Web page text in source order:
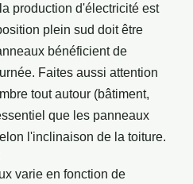
production d'électricité est
plein sud doit être
bénéficient de
Faites aussi attention
tout autour (bâtiment,
que les panneaux
l'inclinaison de la toiture.
varie en fonction de